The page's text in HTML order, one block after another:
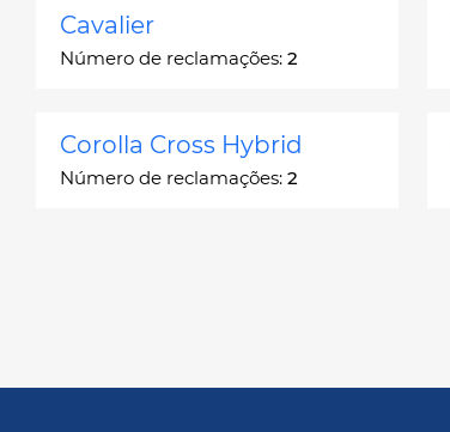
Cavalier
Número de reclamações: 2
Corolla Cross Hybrid
Número de reclamações: 2
Echo